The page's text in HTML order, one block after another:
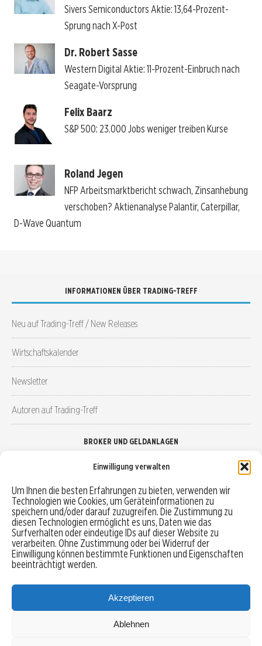
Einwilligung verwalten
Um Ihnen die besten Erfahrungen zu bieten, verwenden wir
Technologien wie Cookies, um Geräteinformationen zu
speichern und/oder darauf zuzugreifen. Die Zustimmung zu
diesen Technologien ermöglicht es uns, Daten wie das
Surfverhalten oder eindeutige IDs auf dieser Website zu
verarbeiten. Ohne Zustimmung oder bei Widerruf der
Einwilligung können bestimmte Funktionen und Eigenschaften
beeinträchtigt werden.
Akzeptieren
Ablehnen
Sivers Semiconductors Aktie: 13,64-Prozent-
Sprung nach X-Post
Dr. Robert Sasse
Western Digital Aktie: 11-Prozent-Einbruch nach
Seagate-Vorsprung
Felix Baarz
S&P 500: 23.000 Jobs weniger treiben Kurse
Roland Jegen
NFP Arbeitsmarktbericht schwach, Zinsanhebung
verschoben? Aktienanalyse Palantir, Caterpillar,
D-Wave Quantum
INFORMATIONEN ÜBER TRADING-TREFF
Neu auf Trading-Treff / New Releases
Wirtschaftskalender
Newsletter
Autoren auf Trading-Treff
BROKER UND GELDANLAGEN
Robo-Advisor vergleichen
Depotvergleich
Festgeld vergleichen
Tagesgeld vergleichen